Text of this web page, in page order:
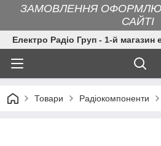
ЗАМОВЛЕННЯ
САЙТІ
Електро Радіо Груп - 1-й магазин
Товари Радіокомпоненти